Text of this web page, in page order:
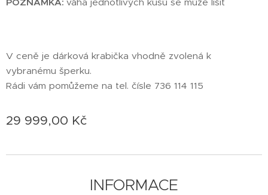
V ceně je dárková krabička vhodně zvolená k
vybranému šperku.
Rádi vám pomůžeme na tel. čísle 736 114 115
29 999,00 Kč
INFORMACE